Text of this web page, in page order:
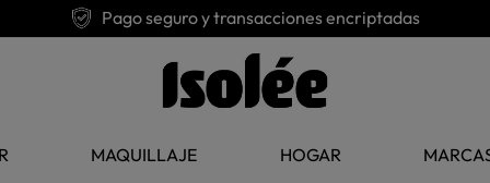
Pago seguro y transacciones encriptadas
MAQUILLAJE HOGAR